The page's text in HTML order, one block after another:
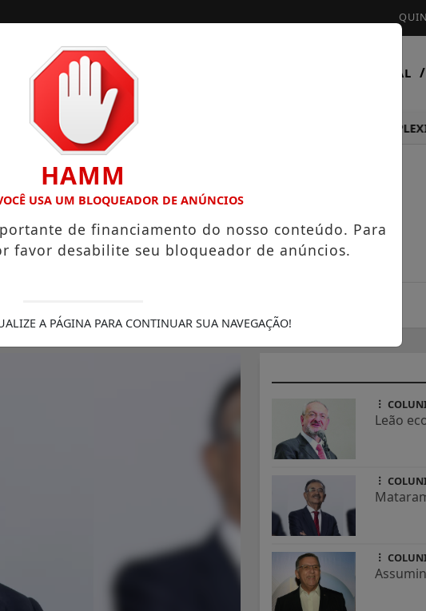
INÍCIO / NOTÍCIAS VIRTUAL /
CONSOLIDA 130 ANOS DE HISTÓRIA COM FOCO EM ALTA
Leão
HAMM
USA UM BLOQUEADOR DE ANÚNCIOS
de financiamento do nosso conteúdo. Para
favor desabilite seu bloqueador de anúncios.
A PÁGINA PARA CONTINUAR SUA NAVEGAÇÃO!